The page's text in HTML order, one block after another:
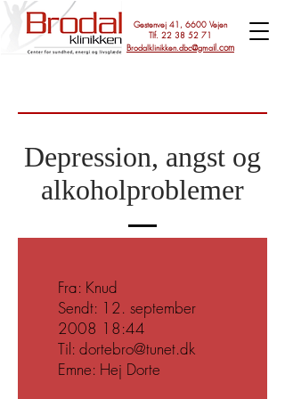
Gestenvej 41, 6600 Vejen
Tlf. 22 38 52 71
Brodalklinikken.dbc@gmail.com
Depression, angst og
alkoholproblemer
Fra: Knud
Sendt: 12. september
2008 18:44
Til: dortebro@tunet.dk
Emne: Hej Dorte